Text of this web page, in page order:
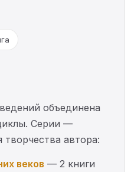
объединена
Серии —
автора:
веков — 2 книги